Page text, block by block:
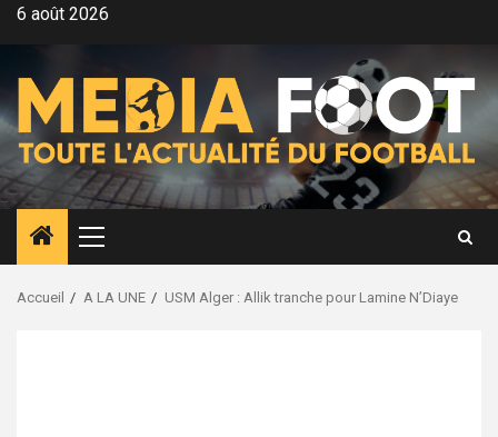
Aller6 août 2026
Menu
principal
Accueil A LA UNE USM Alger : Allik tranche pour Lamine N’Diaye